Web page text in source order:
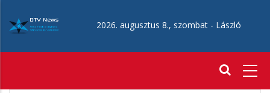
tartalomra
2026. augusztus 8., szombat - László